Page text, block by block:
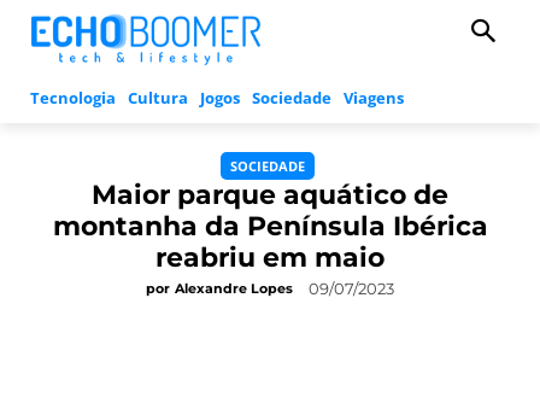
Tecnologia Cultura Jogos Sociedade Viagens
SOCIEDADE
Maior parque aquático de
montanha da Península Ibérica
reabriu em maio
por Alexandre Lopes 09/07/2023